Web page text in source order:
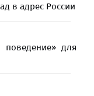
в адрес России
для